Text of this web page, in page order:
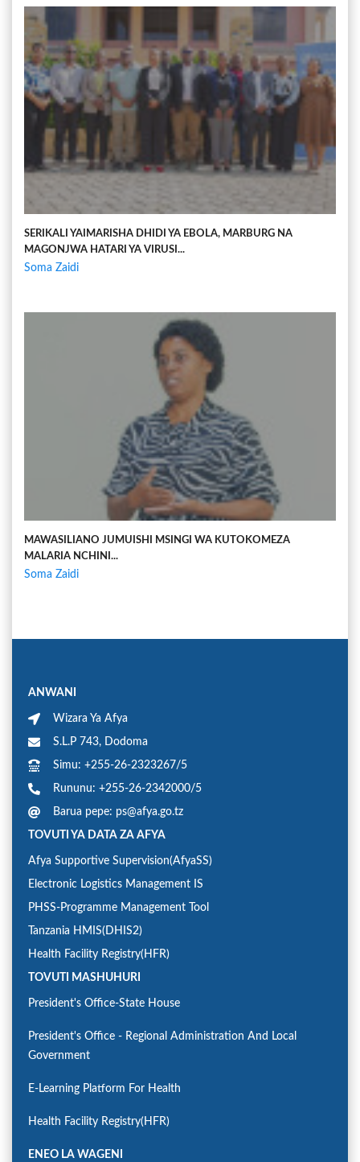
SERIKALI YAIMARISHA DHIDI YA EBOLA, MARBURG NA
MAGONJWA HATARI YA VIRUSI...
Soma Zaidi
MAWASILIANO JUMUISHI MSINGI WA KUTOKOMEZA
MALARIA NCHINI...
Soma Zaidi
ANWANI
Wizara Ya Afya
S.L.P 743, Dodoma
Simu: +255-26-2323267/5
Rununu: +255-26-2342000/5
Barua pepe: ps@afya.go.tz
TOVUTI YA DATA ZA AFYA
Afya Supportive Supervision(AfyaSS)
Electronic Logistics Management IS
PHSS-Programme Management Tool
Tanzania HMIS(DHIS2)
Health Facility Registry(HFR)
TOVUTI MASHUHURI
President's Office-State House
President's Office - Regional Administration And Local
Government
E-Learning Platform For Health
Health Facility Registry(HFR)
ENEO LA WAGENI